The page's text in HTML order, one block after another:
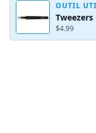
OUTIL
Tweezers
$4.99